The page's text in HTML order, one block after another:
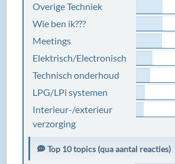
Overige Techniek
Wie ben ik???
Meetings
Elektrisch/Electronisch
Technisch onderhoud
LPG/LPi systemen
Interieur-/exterieur
verzorging
Top 10 topics (qua aantal reacties)